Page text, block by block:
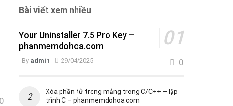
0
Bài viết xem nhiều
Your Uninstaller 7.5 Pro Key –
phanmemdohoa.com
By admin 29/04/2025 0
Xóa phần tử trong mảng trong C/C++ – lập
trình C – phanmemdohoa.com